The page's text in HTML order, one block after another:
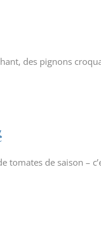
des pignons
tomates de saison –